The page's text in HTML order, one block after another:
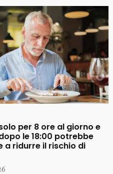
per 8 ore al giorno e
le 18:00 potrebbe
a ridurre il rischio di